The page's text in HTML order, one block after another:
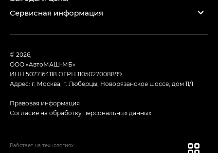
Сервисная информация
© 2026,
ООО «АвтоМАШ-МБ»
ИНН 5027164118 ОГРН 1105027008899
Адрес: г. Москва, г. Люберцы, Новорязанское шоссе, дом 11/1
Правовая информация
Согласие на обработку персональных данных
Работает на технологиях